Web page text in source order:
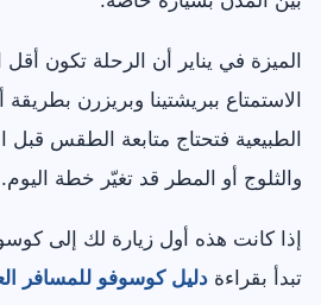
الميزة في يناير أن الرحلة تكون أقل
الاستمتاع ببريشتينا وبريزرن
الطبيعية فتحتاج متابعة الطقس قبل
والثلوج أو المطر قد تغيّر خطة اليوم.
إذا كانت هذه أول زيارة لك إلى
تبدأ بقراءة دليل كوسوفو للمسافر